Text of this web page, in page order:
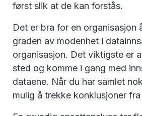
først slik at de kan forstås.
Det er bra for en organisasjon
graden av modenhet i
organisasjon. Det viktigste er
sted og komme i gang med
dataene. Når du har samlet
mulig å trekke konklusjoner fra